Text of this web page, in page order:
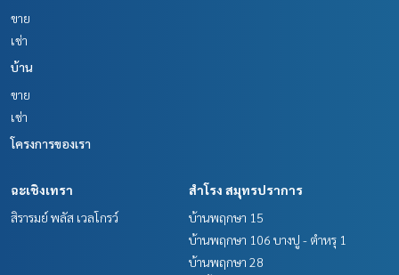
ขาย
เช่า
บ้าน
ขาย
เช่า
โครงการของเรา
ฉะเชิงเทรา
สิรารมย์ พลัส เวลโกรว์
สำโรง สมุทรปราการ
บ้านพฤกษา 15
บ้านพฤกษา 106 บางปู - ตำหรุ 1
บ้านพฤกษา 28